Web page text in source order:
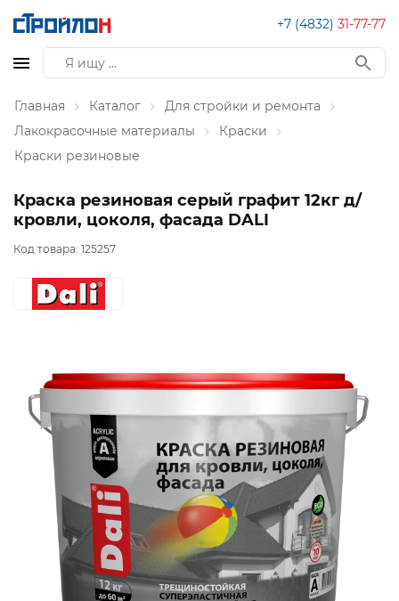
+7 (4832) 31-77-77
Главная Каталог
Для стройки и ремонта
Лакокрасочные материалы
Краски
Краски резиновые
Краска резиновая серый графит 12кг д/
кровли, цоколя, фасада DALI
Код товара: 125257